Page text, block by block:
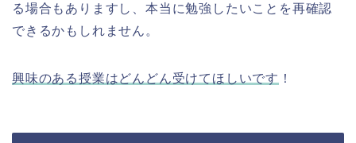
る場合もありますし、本当に勉強したいことを再確認
できるかもしれません。
興味のある授業はどんどん受けてほしいです ！